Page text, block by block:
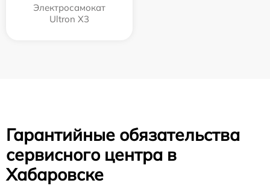
Электросамокат
Ultron X3
Гарантийные обязательства
сервисного центра в
Хабаровске